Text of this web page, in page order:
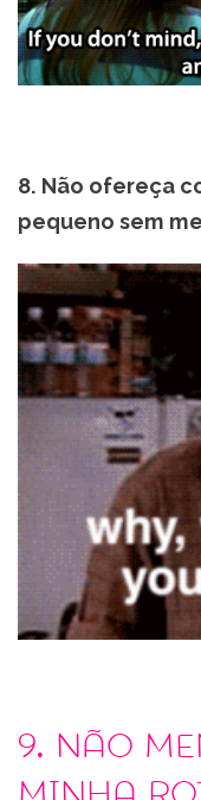
8. Não ofereça
pequeno sem
9. Não